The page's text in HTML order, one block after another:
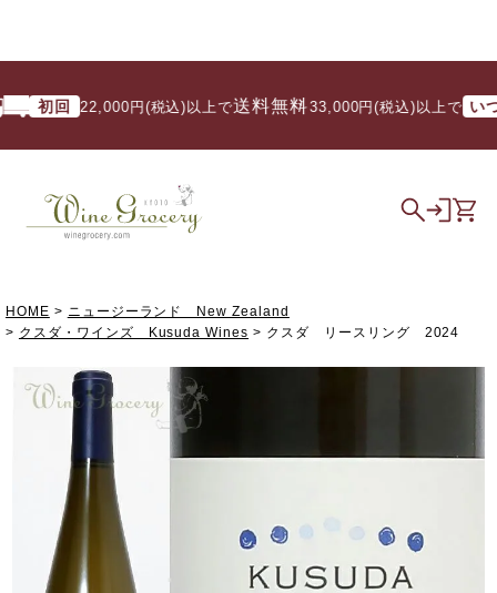
回 22,000円(税込)以上で送料無料/ 33,000円(税込)以上で いつでも
HOME
ニュージーランド New Zealand
クスダ・ワインズ Kusuda Wines
クスダ リースリング 2024